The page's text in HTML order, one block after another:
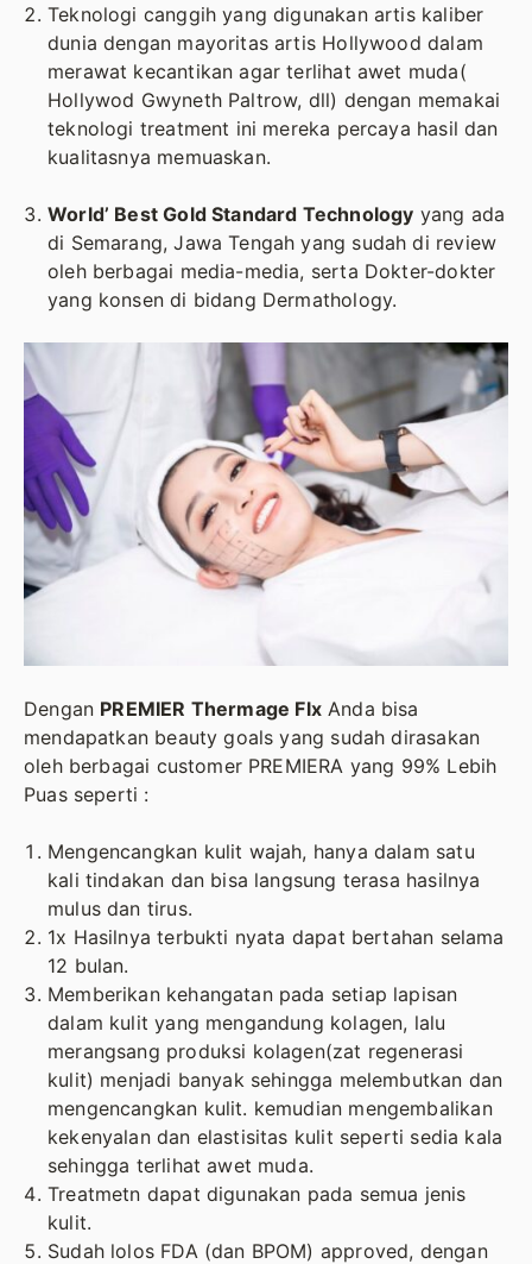
Teknologi canggih yang digunakan artis kaliber
dunia dengan mayoritas artis Hollywood dalam
merawat kecantikan agar terlihat awet muda(
Hollywod Gwyneth Paltrow, dll) dengan memakai
teknologi treatment ini mereka percaya hasil dan
kualitasnya memuaskan.
World’ Best Gold Standard Technology yang ada
di Semarang, Jawa Tengah yang sudah di review
oleh berbagai media-media, serta Dokter-dokter
yang konsen di bidang Dermathology.
Dengan PREMIER Thermage FlxAnda bisa
mendapatkan beauty goals yang sudah dirasakan
oleh berbagai customer PREMIERA yang 99% Lebih
Puas seperti :
Mengencangkan kulit wajah, hanya dalam satu
kali tindakan dan bisa langsung terasa hasilnya
mulus dan tirus.
1x Hasilnya terbukti nyata dapat bertahan selama
12 bulan.
Memberikan kehangatan pada setiap lapisan
dalam kulit yang mengandung kolagen, lalu
merangsang produksi kolagen(zat regenerasi
kulit) menjadi banyak sehingga melembutkan dan
mengencangkan kulit. kemudian mengembalikan
kekenyalan dan elastisitas kulit seperti sedia kala
sehingga terlihat awet muda.
Treatmetn dapat digunakan pada semua jenis
kulit.
Sudah lolos FDA (dan BPOM) approved, dengan